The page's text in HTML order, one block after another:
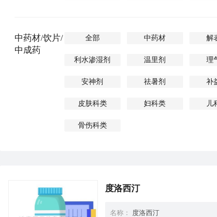
中药材/饮片/
中成药
全部 中药材 解
利水渗湿剂 温里剂 理
安神剂 祛暑剂 补
皮肤科类 妇科类 儿
骨伤科类
度洛西汀
名称：
度洛西汀